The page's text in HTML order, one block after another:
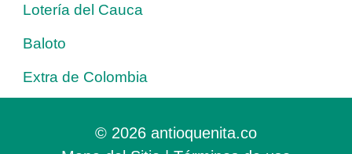
Lotería del Cauca
Baloto
Extra de Colombia
© 2026 antioquenita.co